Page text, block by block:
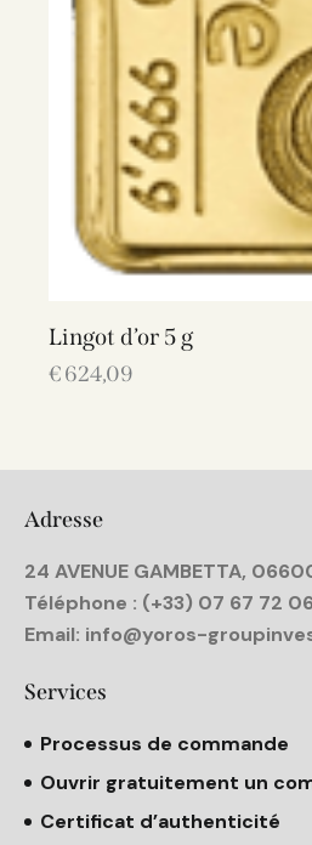
Lingot d’or 5 g
€624,09
Adresse
24 AVENUE GAMBETTA,
Téléphone : (+33) 07 67 72
Email: info@yoros-
Services
Processus de commande
Ouvrir gratuitement un
Certificat d’authenticité